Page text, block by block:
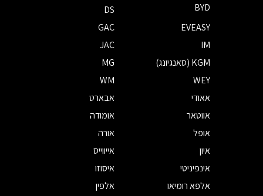
BYD
DS
EVEASY
GAC
IM
JAC
KGM (סאנגיונג)
MG
WEY
WM
אאודי
אבארט
אווטאר
אומודה
אופל
אורה
איון
אייווייס
אינפיניטי
איסוזו
אלפא רומיאו
אלפין